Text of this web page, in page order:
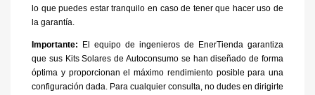
lo que puedes estar tranquilo en caso de tener que hacer uso de
la garantía.
Importante: El equipo de ingenieros de EnerTienda garantiza
que sus Kits Solares de Autoconsumo se han diseñado de forma
óptima y proporcionan el máximo rendimiento posible para una
configuración dada. Para cualquier consulta, no dudes en dirigirte